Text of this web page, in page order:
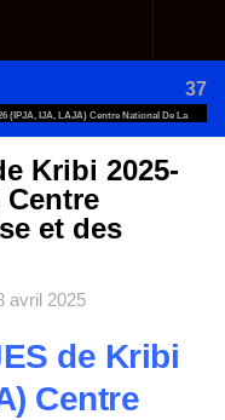
37
(IPJA, IJA, LAJA) Centre National De La
Kribi 2025-
Centre
et des
avril 2025
de Kribi
Centre